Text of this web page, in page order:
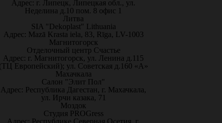
Адрес: г. Липецк, Липецкая обл., ул.
Неделина д.10 пом. 8 офис 1
Литва
SIA "Dekoplast" Lithuania
Адрес: Mazā Krasta iela, 83, Rīga, LV-1003
Магнитогорск
Отделочный центр Счастье
Адрес: г. Магнитогорск, ул. Ленина д.115
Европейский); ул. Советская д.160 «А»
Махачкала
Салон "Элит Пол"
Адрес: Республика Дагестан, г. Махачкала,
ул. Ирчи казака, 71
Моздок
Студия PROGress
Адрес: Республике Северная Осетия, г.